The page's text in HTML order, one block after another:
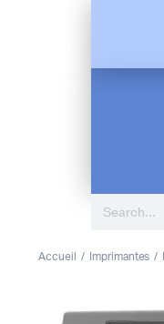
Accueil Imprimantes
2